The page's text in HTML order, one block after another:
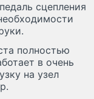
сцепления
полностью
в очень
на узел